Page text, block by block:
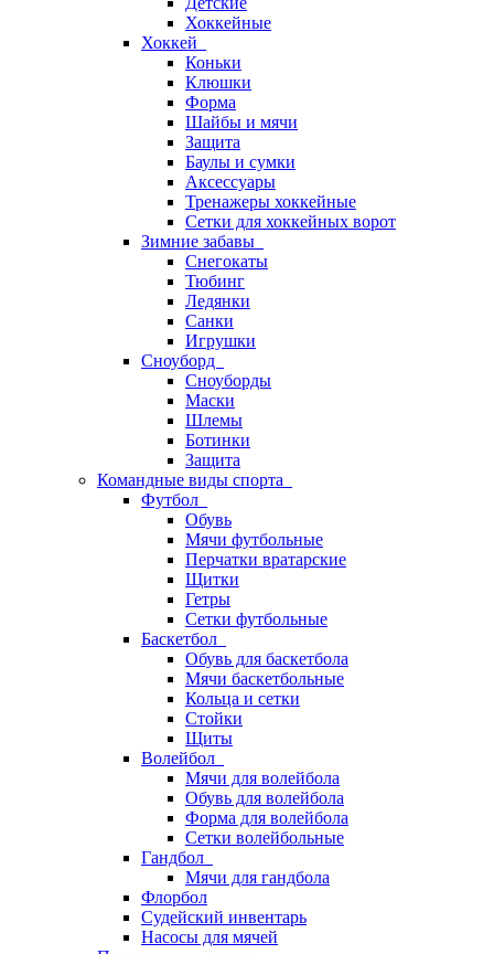
Хоккейные
Хоккей
Коньки
Клюшки
Форма
Шайбы и мячи
Защита
Баулы и сумки
Аксессуары
Тренажеры хоккейные
Сетки для хоккейных ворот
Зимние забавы
Снегокаты
Тюбинг
Ледянки
Санки
Игрушки
Сноуборд
Сноуборды
Маски
Шлемы
Ботинки
Защита
Командные виды спорта
Футбол
Обувь
Мячи футбольные
Перчатки вратарские
Щитки
Гетры
Сетки футбольные
Баскетбол
Обувь для баскетбола
Мячи баскетбольные
Кольца и сетки
Стойки
Щиты
Волейбол
Мячи для волейбола
Обувь для волейбола
Форма для волейбола
Сетки волейбольные
Гандбол
Мячи для гандбола
Флорбол
Судейский инвентарь
Насосы для мячей